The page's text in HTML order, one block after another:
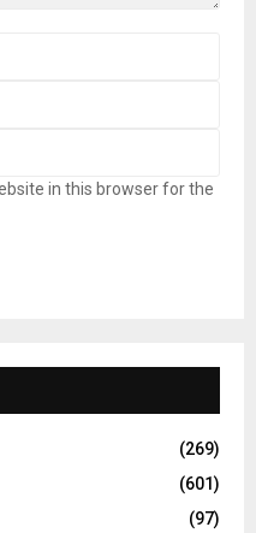
in this browser for the
(269)
(601)
(97)